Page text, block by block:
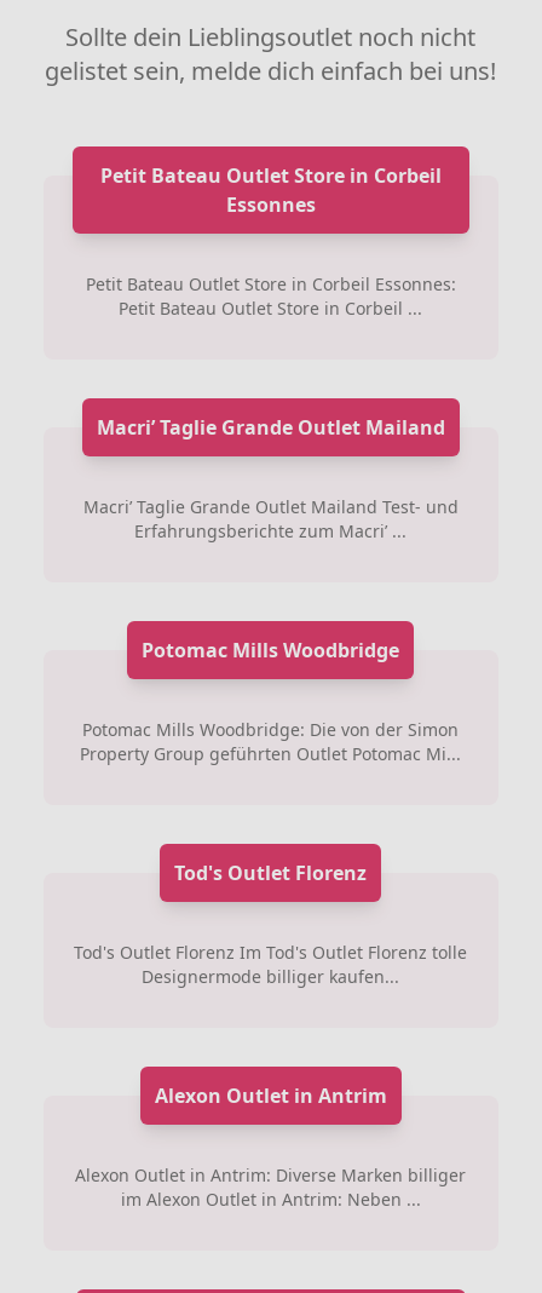
Sollte dein Lieblingsoutlet noch nicht
gelistet sein, melde dich einfach bei uns!
Petit Bateau Outlet Store in Corbeil
Essonnes
Petit Bateau Outlet Store in Corbeil Essonnes:
Petit Bateau Outlet Store in Corbeil ...
Macri’ Taglie Grande Outlet Mailand
Macri’ Taglie Grande Outlet Mailand Test- und
Erfahrungsberichte zum Macri’ ...
Potomac Mills Woodbridge
Potomac Mills Woodbridge: Die von der Simon
Property Group geführten Outlet Potomac Mi...
Tod's Outlet Florenz
Tod's Outlet Florenz Im Tod's Outlet Florenz tolle
Designermode billiger kaufen...
Alexon Outlet in Antrim
Alexon Outlet in Antrim: Diverse Marken billiger
im Alexon Outlet in Antrim: Neben ...